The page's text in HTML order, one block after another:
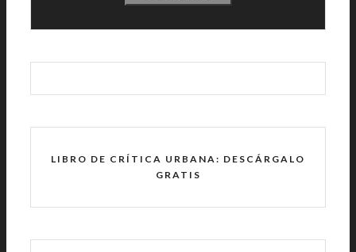
LIBRO DE CRÍTICA URBANA: DESCÁRGALO
GRATIS